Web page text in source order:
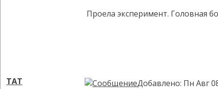
Проела эксперимент. Головная
TAT Добавлено: Пн Авг